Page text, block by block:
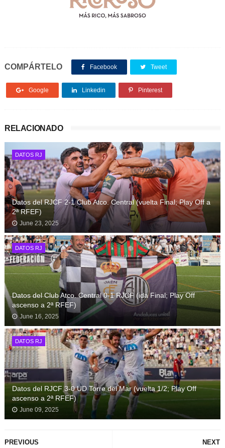
COMPÁRTELO Facebook Tweet
Google Linkedin Pinterest
RELACIONADO
DATOS RJ
Datos del RJCF 2-1 Club Atco. Central (vuelta Final; Play Off a
2ª RFEF)
June 23, 2025
DATOS RJ
Datos del Club Atco. Central 0-1 RJCF (ida Final; Play Off
ascenso a 2ª RFEF)
June 16, 2025
DATOS RJ
Datos del RJCF 3-0 UD Torre del Mar (vuelta 1/2; Play Off
ascenso a 2ª RFEF)
June 09, 2025
NEXT
PREVIOUS